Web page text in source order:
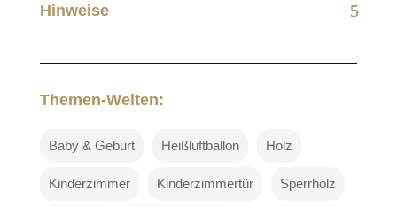
Hinweise
Themen-Welten:
Baby & Geburt Heißluftballon Holz
Kinderzimmer Kinderzimmertür Sperrholz